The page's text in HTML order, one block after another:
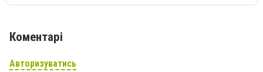
Коментарі
Авторизуватись